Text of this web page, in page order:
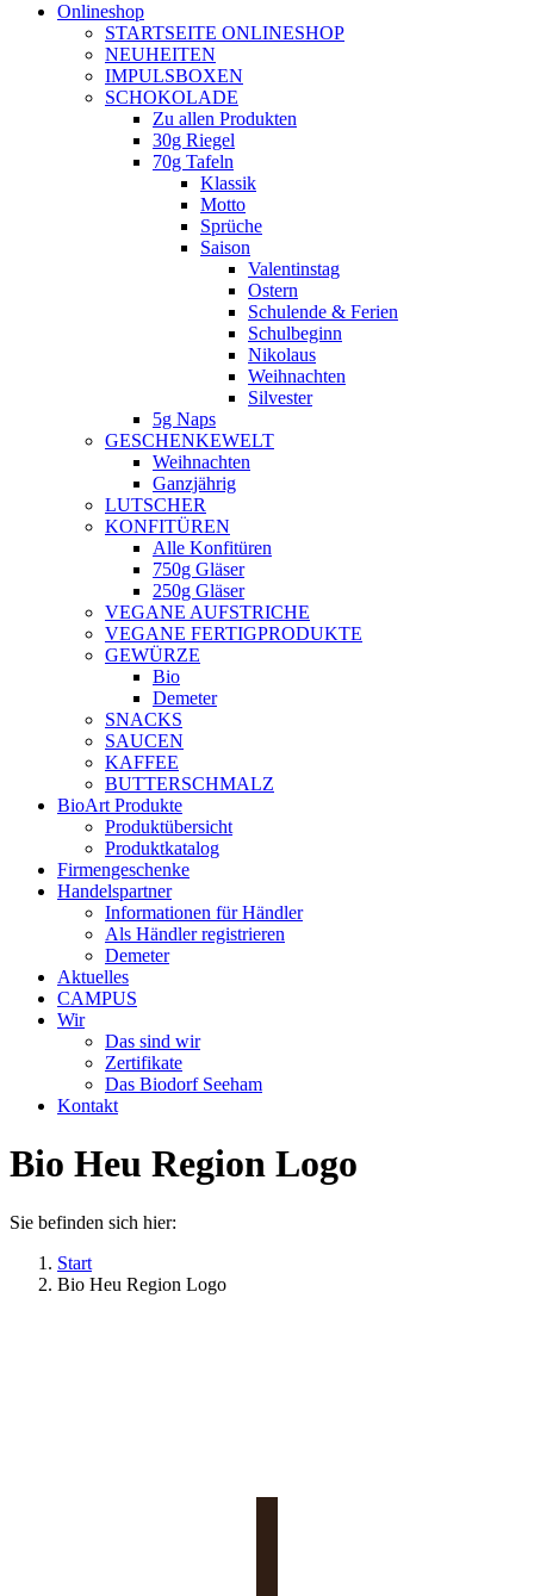
Onlineshop
STARTSEITE ONLINESHOP
NEUHEITEN
IMPULSBOXEN
SCHOKOLADE
Zu allen Produkten
30g Riegel
70g Tafeln
Klassik
Motto
Sprüche
Saison
Valentinstag
Ostern
Schulende & Ferien
Schulbeginn
Nikolaus
Weihnachten
Silvester
5g Naps
GESCHENKEWELT
Weihnachten
Ganzjährig
LUTSCHER
KONFITÜREN
Alle Konfitüren
750g Gläser
250g Gläser
VEGANE AUFSTRICHE
VEGANE FERTIGPRODUKTE
GEWÜRZE
Bio
Demeter
SNACKS
SAUCEN
KAFFEE
BUTTERSCHMALZ
BioArt Produkte
Produktübersicht
Produktkatalog
Firmengeschenke
Handelspartner
Informationen für Händler
Als Händler registrieren
Demeter
Aktuelles
CAMPUS
Wir
Das sind wir
Zertifikate
Das Biodorf Seeham
Kontakt
Bio Heu Region Logo
Sie befinden sich hier:
Start
Bio Heu Region Logo